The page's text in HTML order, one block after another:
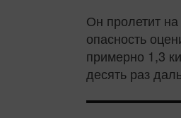
Он пролетит
опасность
примерно 1,3
десять раз